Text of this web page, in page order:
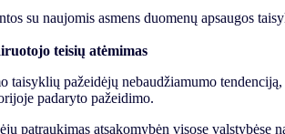
su naujomis asmens duomenų apsaugos
teisių atėmimas
taisyklių pažeidėjų nebaudžiamumo tendenciją,
padaryto pažeidimo.
patraukimas atsakomybėn visose valstybėse